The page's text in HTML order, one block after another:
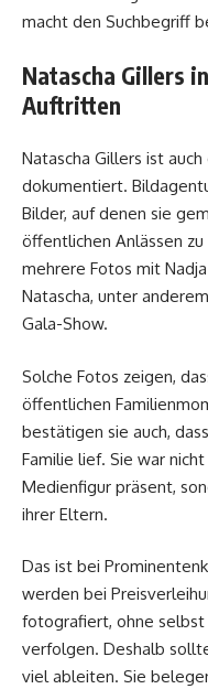
macht den Suchbegriff
Natascha Gillers
Auftritten
Natascha Gillers ist
dokumentiert.
Bilder, auf denen sie
öffentlichen Anlässen
mehrere Fotos mit
Natascha, unter
Gala-Show.
Solche Fotos zeigen,
öffentlichen
bestätigen sie auch,
Familie lief. Sie war
Medienfigur präsent,
ihrer Eltern.
Das ist bei
werden bei
fotografiert, ohne selbst
verfolgen. Deshalb
viel ableiten. Sie